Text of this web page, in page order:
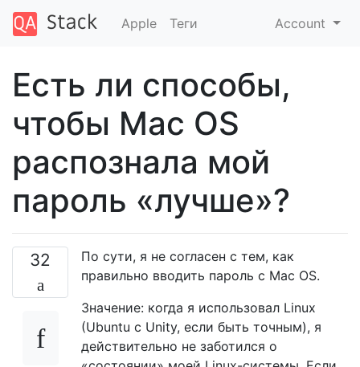
Apple Теги Account
Есть ли способы,
чтобы Mac OS
распознала мой
пароль «лучше»?
32
По сути, я не согласен с тем, как
правильно вводить пароль с Mac OS.
Значение: когда я использовал Linux
(Ubuntu с Unity, если быть точным), я
действительно не заботился о